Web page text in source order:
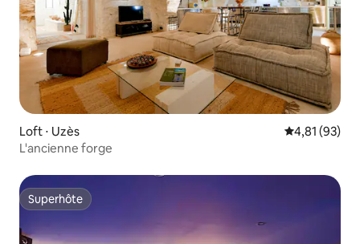
Loft ⋅ Uzès Évaluation
4,81 (93)
L'ancienne forge
Superhôte
Superhôte